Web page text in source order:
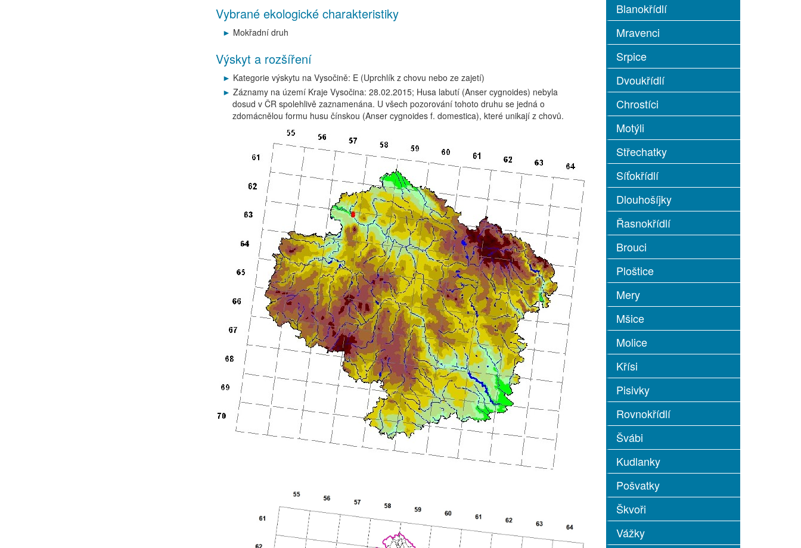
Blanokřídlí
Mravenci
Srpice
Dvoukřídlí
Chrostíci
Motýli
Střechatky
Síťokřídlí
Dlouhošíjky
Řasnokřídlí
Brouci
Ploštice
Mery
Mšice
Molice
Křísi
Pisivky
Rovnokřídlí
Švábi
Kudlanky
Pošvatky
Škvoři
Vážky
Vybrané ekologické charakteristiky
Mokřadní druh
Výskyt a rozšíření
Kategorie výskytu na Vysočině: E (Uprchlík z chovu nebo ze zajetí)
Záznamy na území Kraje Vysočina: 28.02.2015; Husa labutí (Anser cygnoides) nebyla
dosud v ČR spolehlivě zaznamenána. U všech pozorování tohoto druhu se jedná o
zdomácnělou formu husu čínskou (Anser cygnoides f. domestica), které unikají z chovů.